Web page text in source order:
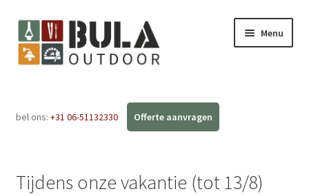
Menu
Webshop
bel ons: +31 06-51132330
Tijdens onze vakantie (tot 13/8)